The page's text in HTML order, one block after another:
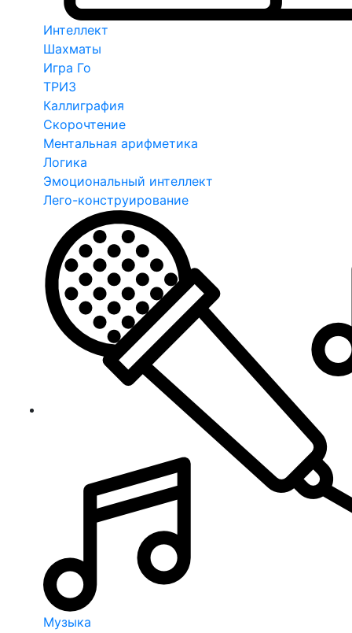
Интеллект
Шахматы
Игра Го
ТРИЗ
Каллиграфия
Скорочтение
Ментальная арифметика
Логика
Эмоциональный интеллект
Лего-конструирование
Музыка